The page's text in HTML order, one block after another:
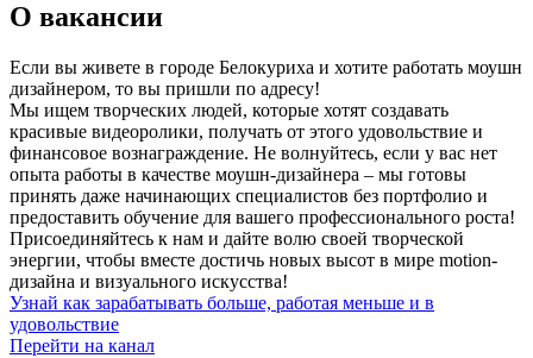
О вакансии
Если вы живете в городе Белокуриха и хотите работать моушн
дизайнером, то вы пришли по адресу!
Мы ищем творческих людей, которые хотят создавать
красивые видеоролики, получать от этого удовольствие и
финансовое вознаграждение. Не волнуйтесь, если у вас нет
опыта работы в качестве моушн-дизайнера – мы готовы
принять даже начинающих специалистов без портфолио и
предоставить обучение для вашего профессионального роста!
Присоединяйтесь к нам и дайте волю своей творческой
энергии, чтобы вместе достичь новых высот в мире motion-
дизайна и визуального искусства!
Узнай как зарабатывать больше, работая меньше и в
удовольствие
Перейти на канал